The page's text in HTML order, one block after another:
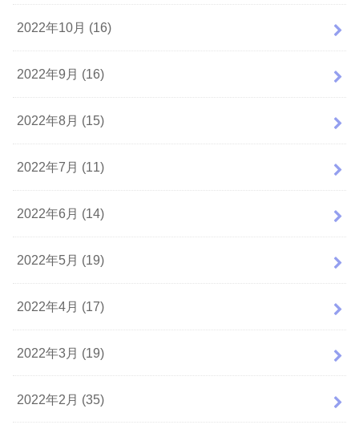
2022年10月 (16)
2022年9月 (16)
2022年8月 (15)
2022年7月 (11)
2022年6月 (14)
2022年5月 (19)
2022年4月 (17)
2022年3月 (19)
2022年2月 (35)